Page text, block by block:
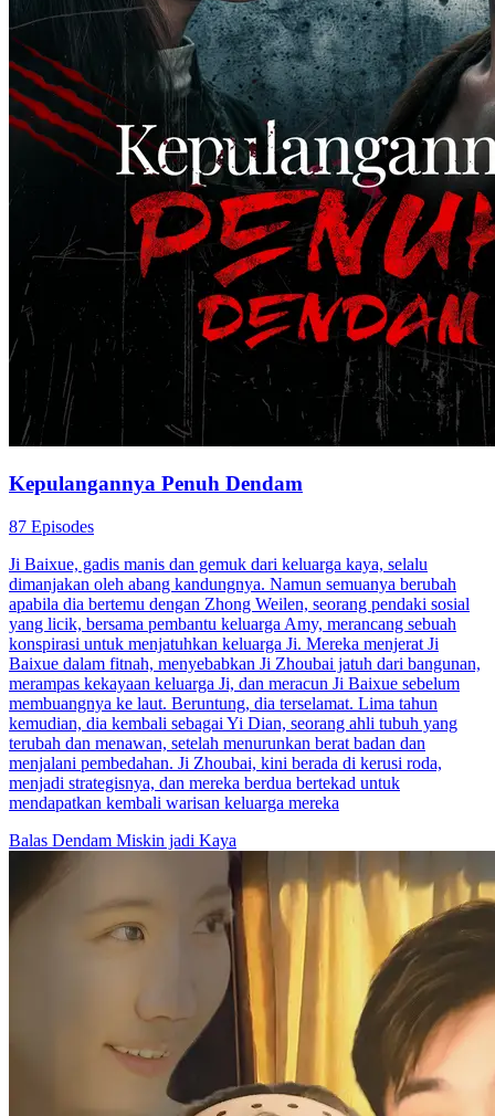
Kepulangannya Penuh Dendam
87 Episodes
Ji Baixue, gadis manis dan gemuk dari keluarga kaya, selalu
dimanjakan oleh abang kandungnya. Namun semuanya berubah
apabila dia bertemu dengan Zhong Weilen, seorang pendaki sosial
yang licik, bersama pembantu keluarga Amy, merancang sebuah
konspirasi untuk menjatuhkan keluarga Ji. Mereka menjerat Ji
Baixue dalam fitnah, menyebabkan Ji Zhoubai jatuh dari bangunan,
merampas kekayaan keluarga Ji, dan meracun Ji Baixue sebelum
membuangnya ke laut. Beruntung, dia terselamat. Lima tahun
kemudian, dia kembali sebagai Yi Dian, seorang ahli tubuh yang
terubah dan menawan, setelah menurunkan berat badan dan
menjalani pembedahan. Ji Zhoubai, kini berada di kerusi roda,
menjadi strategisnya, dan mereka berdua bertekad untuk
mendapatkan kembali warisan keluarga mereka
Balas Dendam Miskin jadi Kaya